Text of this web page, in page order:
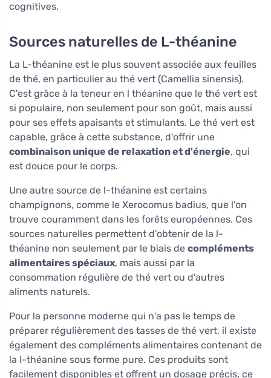
cognitives.
Sources naturelles de L-théanine
La L-théanine est le plus souvent associée aux feuilles
de thé, en particulier au thé vert (Camellia sinensis).
C'est grâce à la teneur en l théanine que le thé vert est
si populaire, non seulement pour son goût, mais aussi
pour ses effets apaisants et stimulants. Le thé vert est
capable, grâce à cette substance, d'offrir une
combinaison unique de relaxation et d'énergie, qui
est douce pour le corps.
Une autre source de l-théanine est certains
champignons, comme le Xerocomus badius, que l'on
trouve couramment dans les forêts européennes. Ces
sources naturelles permettent d'obtenir de la l-
théanine non seulement par le biais de compléments
alimentaires spéciaux, mais aussi par la
consommation régulière de thé vert ou d'autres
aliments naturels.
Pour la personne moderne qui n'a pas le temps de
préparer régulièrement des tasses de thé vert, il existe
également des compléments alimentaires contenant de
la l-théanine sous forme pure. Ces produits sont
facilement disponibles et offrent un dosage précis, ce